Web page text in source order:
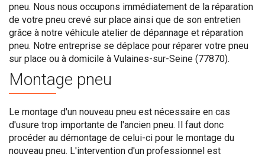
pneu. Nous nous occupons immédiatement de la réparation
de votre pneu crevé sur place ainsi que de son entretien
grâce à notre véhicule atelier de dépannage et réparation
pneu. Notre entreprise se déplace pour réparer votre pneu
sur place ou à domicile à Vulaines-sur-Seine (77870).
Montage pneu
Le montage d'un nouveau pneu est nécessaire en cas
d'usure trop importante de l'ancien pneu. Il faut donc
procéder au démontage de celui-ci pour le montage du
nouveau pneu. L'intervention d'un professionnel est